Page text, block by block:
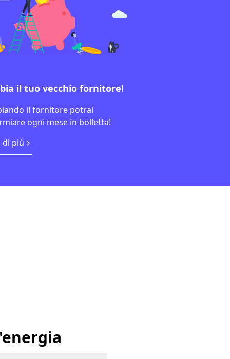
il tuo vecchio fornitore!
il fornitore potrai
ogni mese in bolletta!
di più